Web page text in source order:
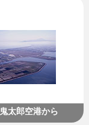
太郎空港から